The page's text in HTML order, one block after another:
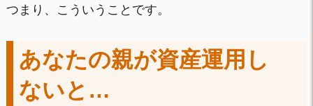
つまり、こういうことです。
あなたの親が資産運用し
ないと…